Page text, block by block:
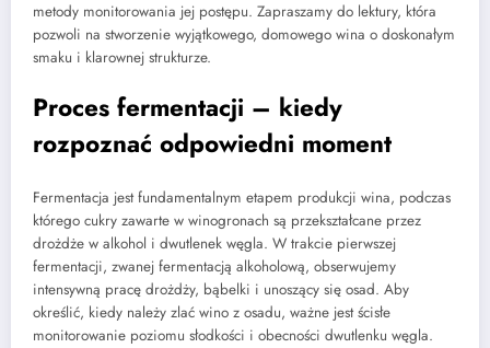
metody monitorowania jej postępu. Zapraszamy do lektury, która
pozwoli na stworzenie wyjątkowego, domowego wina o doskonałym
smaku i klarownej strukturze.
Proces fermentacji – kiedy
rozpoznać odpowiedni moment
Fermentacja jest fundamentalnym etapem produkcji wina, podczas
którego cukry zawarte w winogronach są przekształcane przez
drożdże w alkohol i dwutlenek węgla. W trakcie pierwszej
fermentacji, zwanej fermentacją alkoholową, obserwujemy
intensywną pracę drożdży, bąbelki i unoszący się osad. Aby
określić, kiedy należy zlać wino z osadu, ważne jest ścisłe
monitorowanie poziomu słodkości i obecności dwutlenku węgla.